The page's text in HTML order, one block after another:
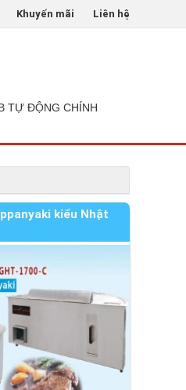
Khuyến mãi Liên hệ
TỰ ĐỘNG CHÍNH
kiểu Nhật